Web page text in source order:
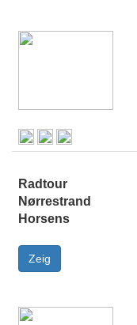
Radtour
Nørrestrand
Horsens